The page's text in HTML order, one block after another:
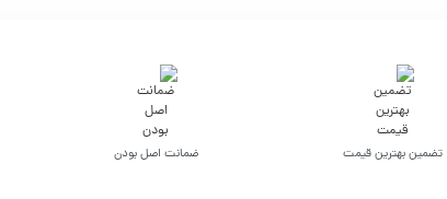
تضمین بهترین قیمت
ضمانت اصل بودن